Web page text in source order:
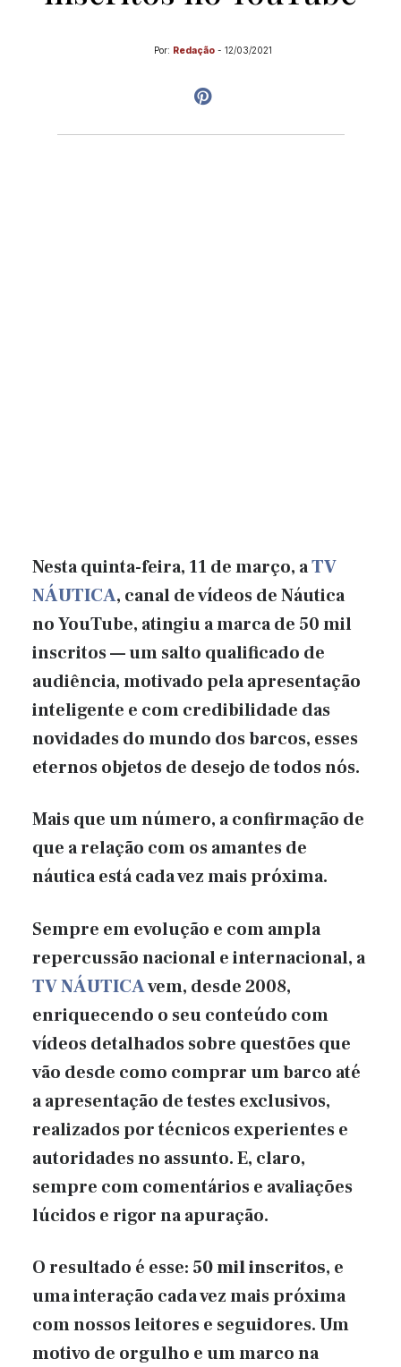
Por: Redação - 12/03/2021
Nesta quinta-feira, 11 de março, aTV
NÁUTICA, canal de vídeos de Náutica
no YouTube, atingiu a marca de 50 mil
inscritos — um salto qualificado de
audiência, motivado pela apresentação
inteligente e com credibilidade das
novidades do mundo dos barcos, esses
eternos objetos de desejo de todos nós.
Mais que um número, a confirmação de
que a relação com os amantes de
náutica está cada vez mais próxima.
Sempre em evolução e com ampla
repercussão nacional e internacional, a
TV NÁUTICAvem, desde 2008,
enriquecendo o seu conteúdo com
vídeos detalhados sobre questões que
vão desde como comprar um barco até
a apresentação de testes exclusivos,
realizados por técnicos experientes e
autoridades no assunto. E, claro,
sempre com comentários e avaliações
lúcidos e rigor na apuração.
O resultado é esse: 50 mil inscritos, e
uma interação cada vez mais próxima
com nossos leitores e seguidores. Um
motivo de orgulho e um marco na